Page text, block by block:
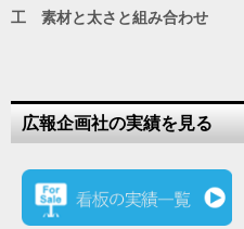
工 素材と太さと組み合わせ
広報企画社の実績を見る